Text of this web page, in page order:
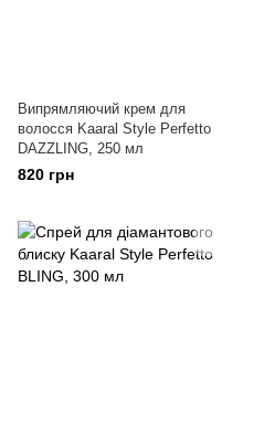
Випрямляючий крем для
волосся Kaaral Style Perfetto
DAZZLING, 250 мл
820 грн